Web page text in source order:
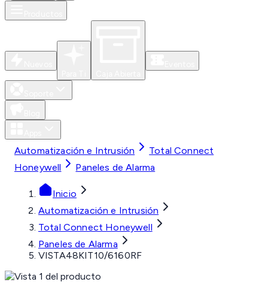
Automatización e Intrusión
Total Connect
Honeywell
Paneles de Alarma
Inicio
Automatización e Intrusión
Total Connect Honeywell
Paneles de Alarma
VISTA48KIT10/6160RF